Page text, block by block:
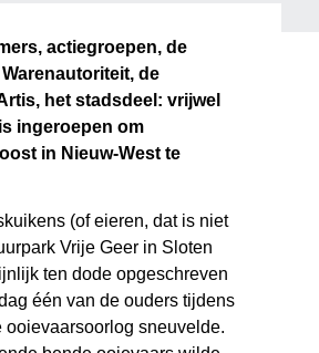
actiegroepen, de
de
het stadsdeel: vrijwel
ingeroepen om
in Nieuw-West te
(of eieren, dat is niet
Vrije Geer in Sloten
ten dode opgeschreven
één van de ouders tijdens
ooievaarsoorlog sneuvelde.